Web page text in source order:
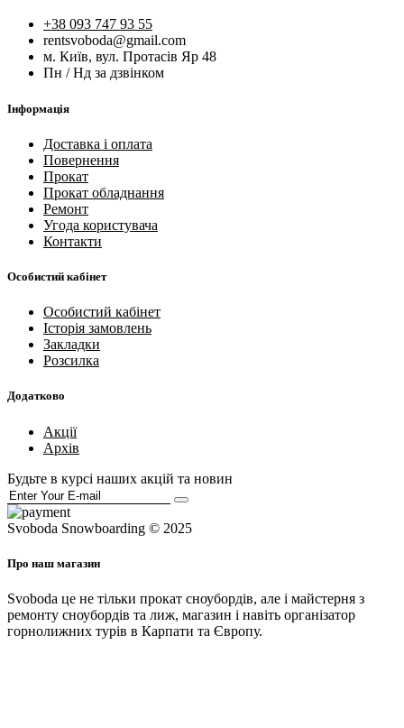
+38 093 747 93 55
rentsvoboda@gmail.com
м. Київ, вул. Протасів Яр 48
Пн / Нд за дзвінком
Інформація
Доставка і оплата
Повернення
Прокат
Прокат обладнання
Ремонт
Угода користувача
Контакти
Особистий кабінет
Особистий кабінет
Історія замовлень
Закладки
Розсилка
Додатково
Акції
Архів
Будьте в курсі наших акцій та новин
Svoboda Snowboarding © 2025
Про наш магазин
Svoboda це не тільки прокат сноубордів, але і майстерня з
ремонту сноубордів та лиж, магазин і навіть організатор
горнолижних турів в Карпати та Європу.